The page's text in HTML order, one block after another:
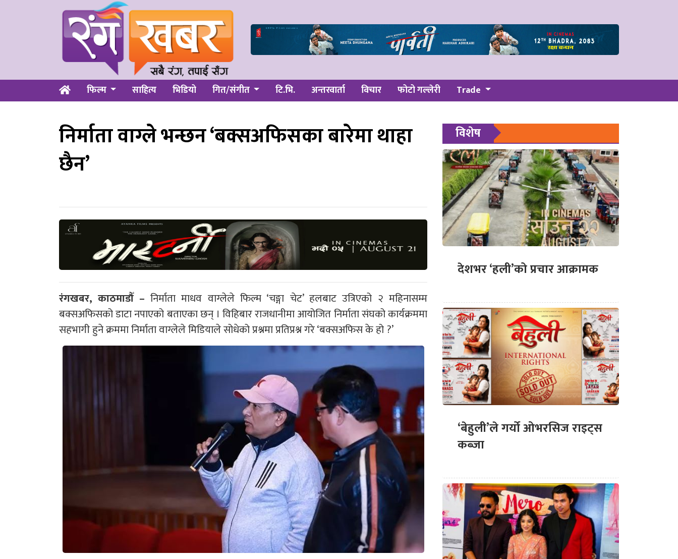
फिल्म साहित्य भिडियो गित/संगीत टि.भि. अन्तरवार्ता विचार फोटो गल्लेरी Trade
निर्माता वाग्ले भन्छन ‘बक्सअफिसका बारेमा थाहा
छैन’
रंगखबर, काठमाडौँ – निर्माता माधव वाग्लेले फिल्म ‘चङ्गा चेट’ हलबाट उत्रिएको २ महिनासम्म
बक्सअफिसको डाटा नपाएको बताएका छन् । विहिबार राजधानीमा आयोजित निर्माता संघको कार्यक्रममा
सहभागी हुने क्रममा निर्माता वाग्लेले मिडियाले सोधेको प्रश्नमा प्रतिप्रश्न गरे ‘बक्सअफिस के हो ?’
विशेष
देशभर ‘हली’को प्रचार आक्रामक
‘बेहुली’ले गर्यो ओभरसिज राइट्स
कब्जा